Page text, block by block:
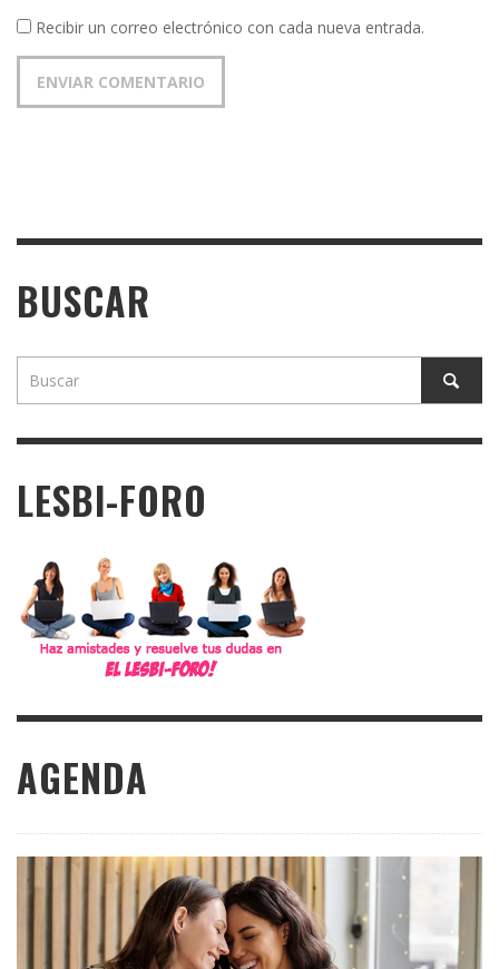
Recibir un correo electrónico con cada nueva entrada.
BUSCAR
LESBI-FORO
AGENDA